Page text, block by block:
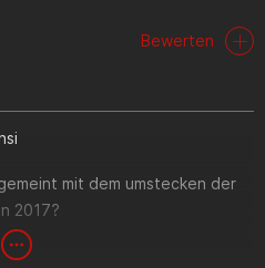
Bewerten
mit dem umstecken der
2017?